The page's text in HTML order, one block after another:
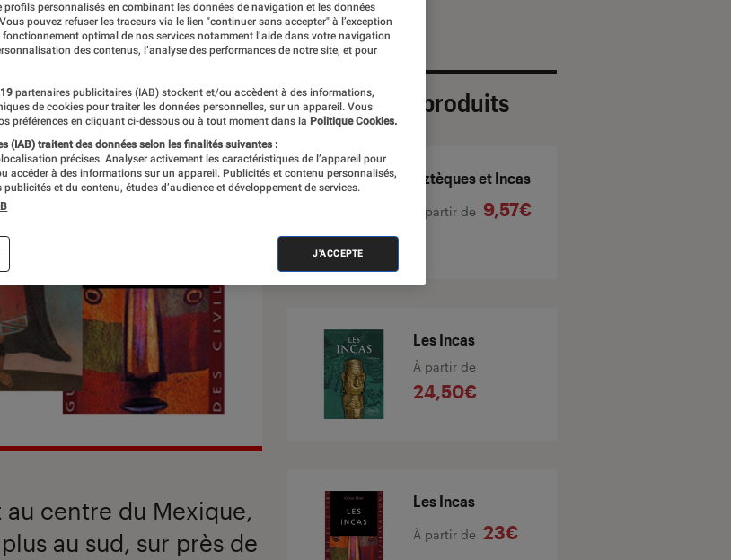
centre du Mexique,
au sud, sur près de
Sélection de produits
Aztèques et Incas
À partir de 9,57€
Les Incas
À partir de
24,50€
Les Incas
À partir de 23€
profils personnalisés en combinant les données de navigation et les données
pouvez refuser les traceurs via le lien "continuer sans accepter" à l’exception
optimal de nos services notamment l’aide dans votre navigation
des contenus, l’analyse des performances de notre site, et pour
partenaires publicitaires (IAB) stockent et/ou accèdent à des informations,
de cookies pour traiter les données personnelles, sur un appareil. Vous
préférences en cliquant ci-dessous ou à tout moment dans la Politique Cookies.
(IAB) traitent des données selon les finalités suivantes :
précises. Analyser activement les caractéristiques de l’appareil pour
accéder à des informations sur un appareil. Publicités et contenu personnalisés,
et du contenu, études d’audience et développement de services.
J'ACCEPTE